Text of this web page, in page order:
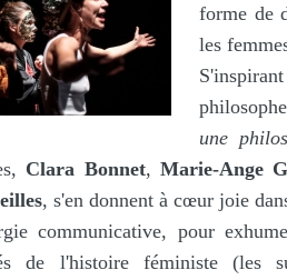
forme de
les
philosophe
une
Clara Bonnet,Marie-Ange
, s'en donnent à cœur joie
communicative, pour
de l'histoire féministe (les